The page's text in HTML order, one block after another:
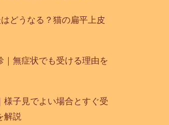
どうなる？猫の扁平上皮
｜無症状でも受ける理由を
様子見でよい場合とすぐ受
解説